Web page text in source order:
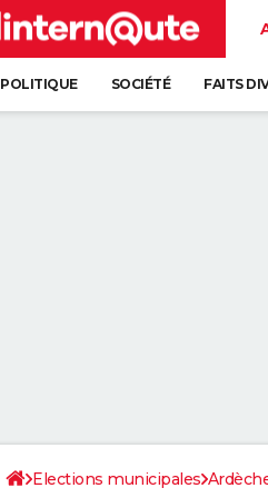
POLITIQUE SOCIÉTÉ FAITS
Elections municipales